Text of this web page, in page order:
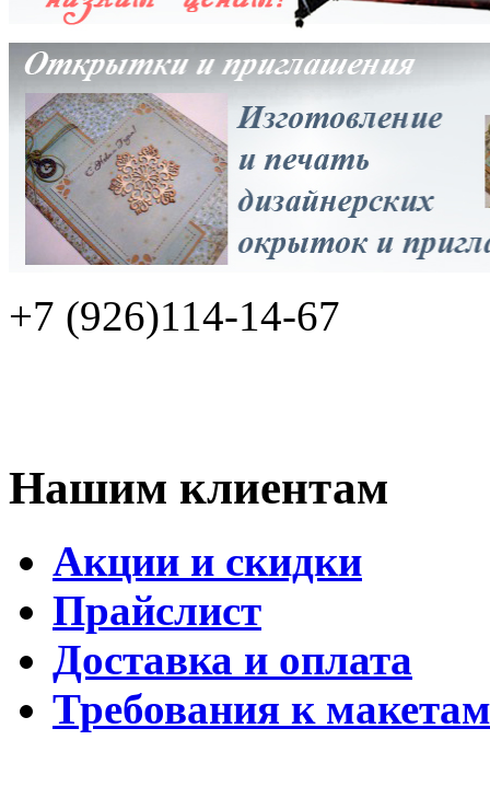
+7 (926)114-14-67
Нашим клиентам
Акции и скидки
Прайслист
Доставка и оплата
Требования к макетам